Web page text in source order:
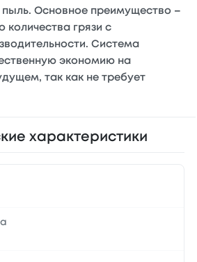
пыль. Основное преимущество –
количества грязи с
Система
экономию на
так как не требует
характеристики